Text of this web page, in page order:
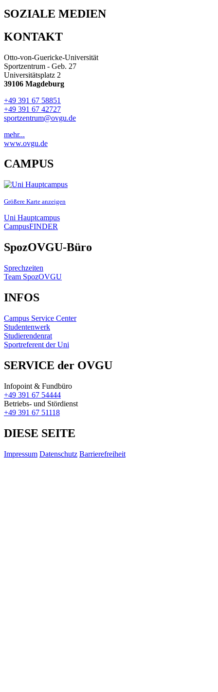
SOZIALE MEDIEN
KONTAKT
Otto-von-Guericke-Universität
Sportzentrum - Geb. 27
Universitätsplatz 2
39106 Magdeburg
+49 391 67 58851
+49 391 67 42727
sportzentrum@ovgu.de
mehr...
www.ovgu.de
CAMPUS
Größere Karte anzeigen
Uni Hauptcampus
CampusFINDER
SpozOVGU-Büro
Sprechzeiten
Team SpozOVGU
INFOS
Campus Service Center
Studentenwerk
Studierendenrat
Sportreferent der Uni
SERVICE der OVGU
Infopoint & Fundbüro
+49 391 67 54444
Betriebs- und Stördienst
+49 391 67 51118
DIESE SEITE
Impressum Datenschutz Barrierefreiheit